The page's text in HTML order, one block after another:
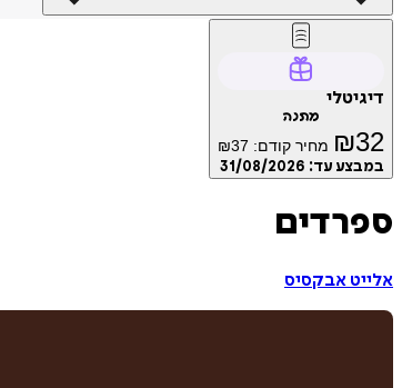
דיגיטלי
מתנה
₪32 מחיר קודם: ₪37
במבצע עד: 31/08/2026
ספרדים
אלייט אבקסיס